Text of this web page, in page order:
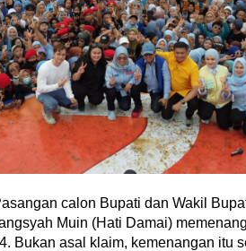
calon Bupati dan Wakil
Muin (Hati Damai)
Bukan asal klaim, kemenangan itu